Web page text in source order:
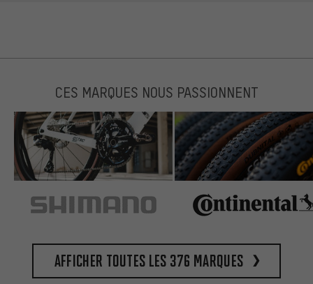
CES MARQUES NOUS PASSIONNENT
Afficher toutes les 376 marques